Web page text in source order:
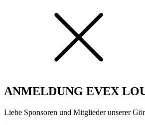
ANMELDUNG EVEX
Liebe Sponsoren und Mitglieder unserer